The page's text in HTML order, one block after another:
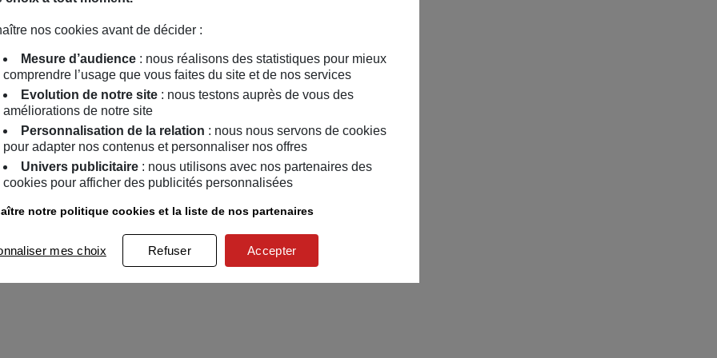
nos cookies avant de décider :
Mesure d’audience : nous réalisons des statistiques pour mieux
comprendre l’usage que vous faites du site et de nos services
Evolution de notre site : nous testons auprès de vous des
améliorations de notre site
Personnalisation de la relation : nous nous servons de cookies
pour adapter nos contenus et personnaliser nos offres
Univers publicitaire : nous utilisons avec nos partenaires des
cookies pour afficher des publicités personnalisées
notre politique cookies et la liste de nos partenaires
mes choix Refuser Accepter